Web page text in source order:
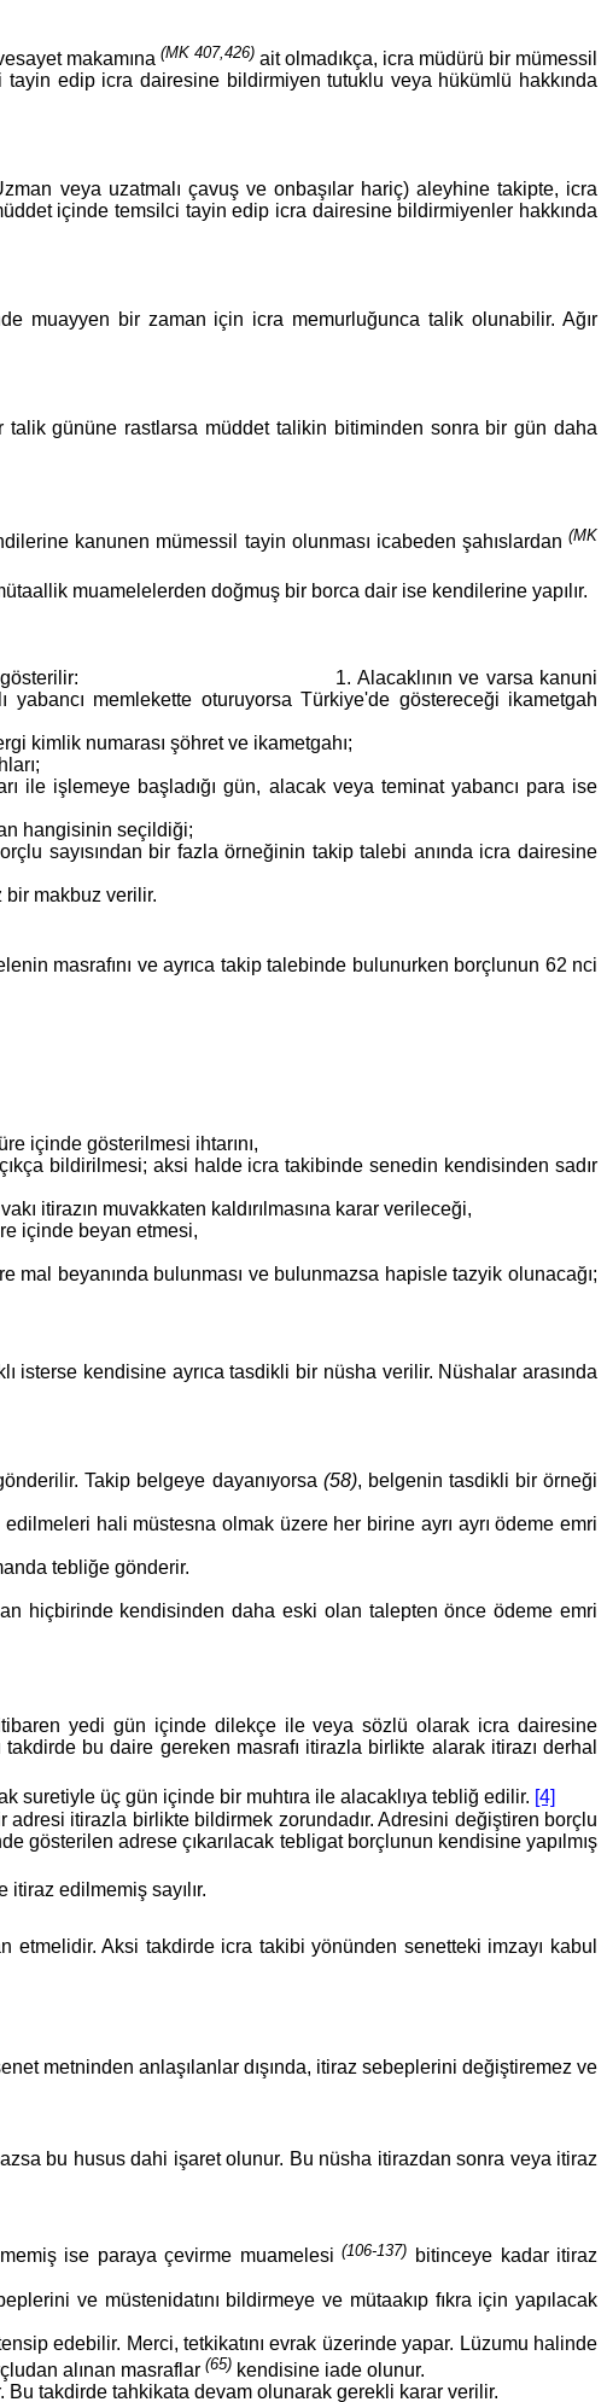
makamına (MK 407,426) ait olmadıkça, icra müdürü bir mümessil
edip icra dairesine bildirmiyen tutuklu veya hükümlü hakkında
veya uzatmalı çavuş ve onbaşılar hariç) aleyhine takipte, icra
içinde temsilci tayin edip icra dairesine bildirmiyenler hakkında
muayyen bir zaman için icra memurluğunca talik olunabilir. Ağır
talik gününe rastlarsa müddet talikin bitiminden sonra bir gün daha
kanunen mümessil tayin olunması icabeden şahıslardan(MK
muamelelerden doğmuş bir borca dair ise kendilerine yapılır.
şunlar gösterilir: 1. Alacaklının ve varsa kanuni
memlekette oturuyorsa Türkiye'de göstereceği ikametgah
kimlik numarası şöhret ve ikametgahı;
ve ikametgahları;
ile işlemeye başladığı gün, alacak veya teminat yabancı para ise
seçildiği;
sayısından bir fazla örneğinin takip talebi anında icra dairesine
makbuz verilir.
masrafını ve ayrıca takip talebinde bulunurken borçlunun 62 nci
içinde gösterilmesi ihtarını,
bildirilmesi; aksi halde icra takibinde senedin kendisinden sadır
itirazın muvakkaten kaldırılmasına karar verileceği,
içinde beyan etmesi,
mal beyanında bulunması ve bulunmazsa hapisle tazyik olunacağı;
isterse kendisine ayrıca tasdikli bir nüsha verilir. Nüshalar arasında
Takip belgeye dayanıyorsa (58), belgenin tasdikli bir örneği
hali müstesna olmak üzere her birine ayrı ayrı ödeme emri
tebliğe gönderir.
hiçbirinde kendisinden daha eski olan talepten önce ödeme emri
yedi gün içinde dilekçe ile veya sözlü olarak icra dairesine
bu daire gereken masrafı itirazla birlikte alarak itirazı derhal
suretiyle üç gün içinde bir muhtıra ile alacaklıya tebliğ edilir. [4]
itirazla birlikte bildirmek zorundadır. Adresini değiştiren borçlu
adrese çıkarılacak tebligat borçlunun kendisine yapılmış
itiraz edilmemiş sayılır.
etmelidir. Aksi takdirde icra takibi yönünden senetteki imzayı kabul
metninden anlaşılanlar dışında, itiraz sebeplerini değiştiremez ve
bu husus dahi işaret olunur. Bu nüsha itirazdan sonra veya itiraz
ise paraya çevirme muamelesi(106-137) bitinceye kadar itiraz
ve müstenidatını bildirmeye ve mütaakıp fıkra için yapılacak
edebilir. Merci, tetkikatını evrak üzerinde yapar. Lüzumu halinde
alınan masraflar (65) kendisine iade olunur.
Bu takdirde tahkikata devam olunarak gerekli karar verilir.